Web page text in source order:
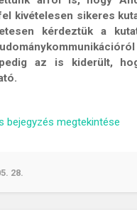
kivételesen sikeres
kérdeztük a
az is kiderült,
bejegyzés megtekintése
28.